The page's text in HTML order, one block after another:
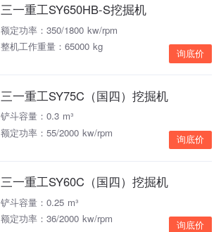
三一重工SY650HB-S挖掘机
额定功率：350/1800 kw/rpm
整机工作重量：65000 kg
询底价
三一重工SY75C（国四）挖掘机
铲斗容量：0.3 m³
额定功率：55/2000 kw/rpm
询底价
三一重工SY60C（国四）挖掘机
铲斗容量：0.25 m³
额定功率：36/2000 kw/rpm
询底价